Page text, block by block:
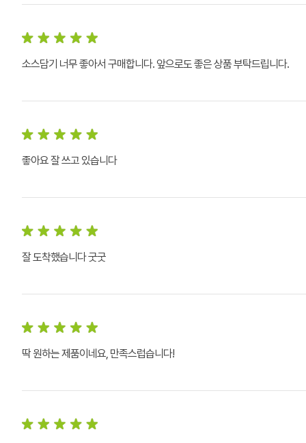
소스담기 너무 좋아서 구매합니다. 앞으로도 좋은 상품 부탁드립니다.
좋아요 잘 쓰고 있습니다
잘 도착했습니다 굿굿
딱 원하는 제품이네요, 만족스럽습니다!